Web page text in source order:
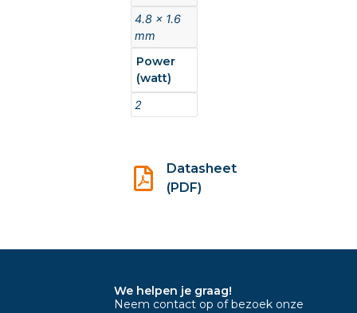
4.8 x 1.6
mm
Power
(watt)
2
Datasheet
(PDF)
We helpen je graag!
Neem contact op of bezoek onze